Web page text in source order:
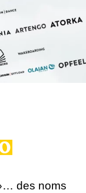
des noms